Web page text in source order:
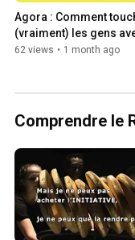
Agora : Comment
(vraiment) les gens
revenu de base ?
62 views • 1 month ago
Comprendre le